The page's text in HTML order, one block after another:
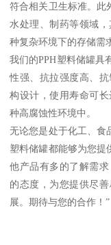
符合相关卫生标准。此
水处理、制药等领域
种复杂环境下的存储需
我们的PPH塑料储罐具
性强、抗拉强度高、
构设计，使用寿命可
种高腐蚀性环境中。
无论您是处于化工、食
塑料储罐都能够为您提
他产品有多的了解需
的态度，为您提供尽
展。期待与您的合作！”